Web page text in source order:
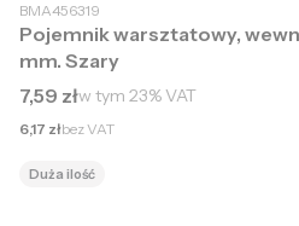
BMA456319
Pojemnik warsztatowy,
mm. Szary
Cena brutto
7,59 złw tym 23%VAT
Cena netto
6,17 złbez VAT
Duża ilość